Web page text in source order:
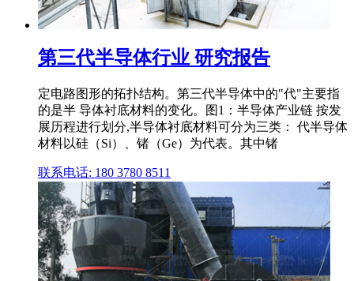
第三代半导体行业 研究报告
定电路图形的拓扑结构。第三代半导体中的"代"主要指
的是半 导体衬底材料的变化。图1：半导体产业链 按发
展历程进行划分,半导体衬底材料可分为三类： 代半导体
材料以硅（Si）、锗（Ge）为代表。其中锗
联系电话: 180 3780 8511